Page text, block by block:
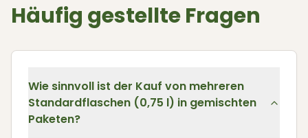
Häufig gestellte Fragen
Wie sinnvoll ist der Kauf von mehreren
Standardflaschen (0,75 l) in gemischten
Paketen?